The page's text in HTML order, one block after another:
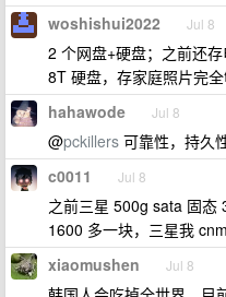
woshishui2022 Jul 8
2 个网盘+硬盘；之前还
8T 硬盘，存家庭照片完全
hahawode Jul 8
@pckillers 可靠性，持久
c0011 Jul 8
之前三星 500g sata 固态
1600 多一块，三星我 cnm
xiaomushen Jul 8